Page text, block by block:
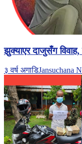
झुक्याएर दाजुसँग विवाह,
३ वर्ष अगाडिJansuchana